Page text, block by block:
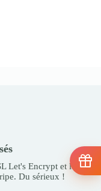
Let's Encrypt et les
Du sérieux !